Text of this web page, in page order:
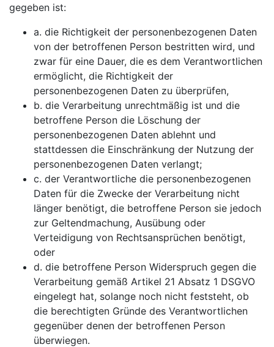
gegeben ist:
a. die Richtigkeit der personenbezogenen Daten
von der betroffenen Person bestritten wird, und
zwar für eine Dauer, die es dem Verantwortlichen
ermöglicht, die Richtigkeit der
personenbezogenen Daten zu überprüfen,
b. die Verarbeitung unrechtmäßig ist und die
betroffene Person die Löschung der
personenbezogenen Daten ablehnt und
stattdessen die Einschränkung der Nutzung der
personenbezogenen Daten verlangt;
c. der Verantwortliche die personenbezogenen
Daten für die Zwecke der Verarbeitung nicht
länger benötigt, die betroffene Person sie jedoch
zur Geltendmachung, Ausübung oder
Verteidigung von Rechtsansprüchen benötigt,
oder
d. die betroffene Person Widerspruch gegen die
Verarbeitung gemäß Artikel 21 Absatz 1 DSGVO
eingelegt hat, solange noch nicht feststeht, ob
die berechtigten Gründe des Verantwortlichen
gegenüber denen der betroffenen Person
überwiegen.